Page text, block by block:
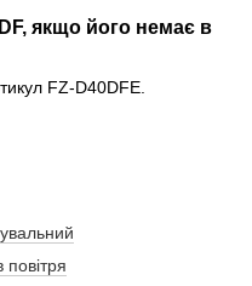
якщо його немає в
FZ-D40DFE.